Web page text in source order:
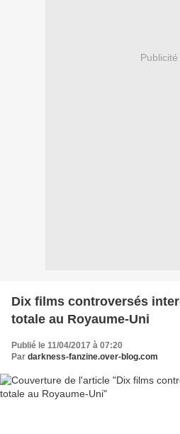
Publicité
Dix films controversés
totale au Royaume-Uni
Publié le 11/04/2017 à 07:20
Par darkness-fanzine.over-blog.com